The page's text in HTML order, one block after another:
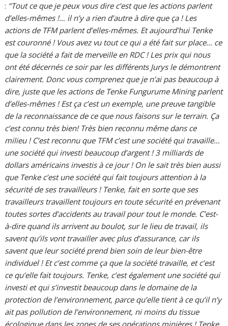
: ‘’Tout ce que je peux vous dire c’est que les actions parlent
d’elles-mêmes !… il n’y a rien d’autre à dire que ça ! Les
actions de TFM parlent d’elles-mêmes. Et aujourd’hui Tenke
est couronné ! Vous avez vu tout ce qui a été fait sur place… ce
que la société a fait de merveille en RDC ! Les prix qui nous
ont été décernés ce soir par les différents Jurys le démontrent
clairement. Donc vous comprenez que je n’ai pas beaucoup à
dire, juste que les actions de Tenke Fungurume Mining parlent
d’elles-mêmes ! Est ça c’est un exemple, une preuve tangible
de la reconnaissance de ce que nous faisons sur le terrain. Ça
c’est connu très bien! Très bien reconnu même dans ce
milieu ! C’est reconnu que TFM c’est une société qui travaille…
une société qui investi beaucoup d’argent ! 3 milliards de
dollars américains investis à ce jour ! On le sait très bien aussi
que Tenke c’est une société qui fait toujours attention à la
sécurité de ses travailleurs ! Tenke, fait en sorte que ses
travailleurs travaillent toujours en toute sécurité en prévenant
toutes sortes d’accidents au travail pour tout le monde. C’est-
à-dire quand ils arrivent au boulot, sur le lieu de travail, ils
savent qu’ils vont travailler avec plus d’assurance, car ils
savent que leur société prend bien soin de leur bien-être
individuel ! Et c’est comme ça que la société travaille, et c’est
ce qu’elle fait toujours. Tenke, c’est également une société qui
investi et qui s’investit beaucoup dans le domaine de la
protection de l’environnement, parce qu’elle tient à ce qu’il n’y
ait pas pollution de l’environnement, ni moins du tissue